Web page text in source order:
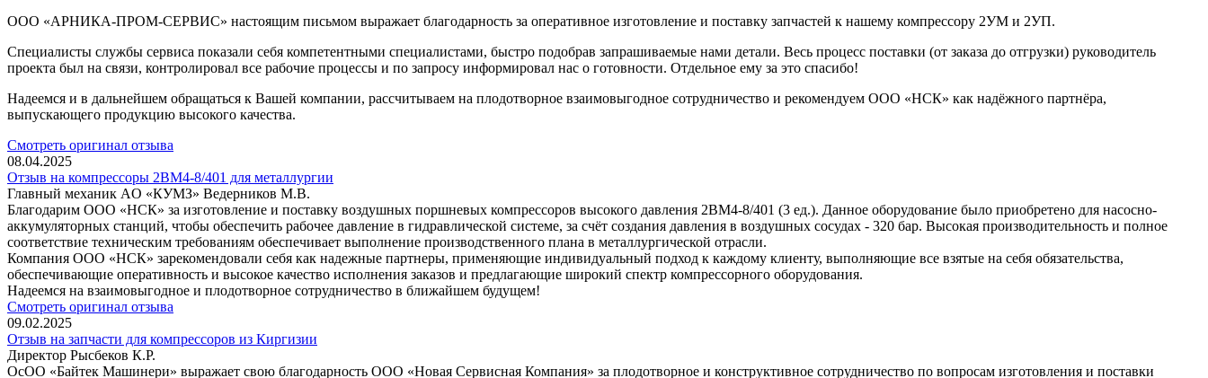
ООО «АРНИКА-ПРОМ-СЕРВИС» настоящим письмом выражает благодарность за оперативное изготовление и поставку запчастей к нашему компрессору 2УМ и 2УП.
Специалисты службы сервиса показали себя компетентными специалистами, быстро подобрав запрашиваемые нами детали. Весь процесс поставки (от заказа до отгрузки) руководитель
проекта был на связи, контролировал все рабочие процессы и по запросу информировал нас о готовности. Отдельное ему за это спасибо!
Надеемся и в дальнейшем обращаться к Вашей компании, рассчитываем на плодотворное взаимовыгодное сотрудничество и рекомендуем ООО «НСК» как надёжного партнёра,
выпускающего продукцию высокого качества.
Смотреть оригинал отзыва
08.04.2025
Отзыв на компрессоры 2ВМ4-8/401 для металлургии
Главный механик AO «КУМЗ» Ведерников М.В.
Благодарим ООО «НСК» за изготовление и поставку воздушных поршневых компрессоров высокого давления 2BM4-8/401 (3 ед.). Данное оборудование было приобретено для насосно-
аккумуляторных станций, чтобы обеспечить рабочее давление в гидравлической системе, за счёт создания давления в воздушных сосудах - 320 бар. Высокая производительность и полное
соответствие техническим требованиям обеспечивает выполнение производственного плана в металлургической отрасли.
Компания ООО «НСК» зарекомендовали себя как надежные партнеры, применяющие индивидуальный подход к каждому клиенту, выполняющие все взятые на себя обязательства,
обеспечивающие оперативность и высокое качество исполнения заказов и предлагающие широкий спектр компрессорного оборудования.
Надеемся на взаимовыгодное и плодотворное сотрудничество в ближайшем будущем!
Смотреть оригинал отзыва
09.02.2025
Отзыв на запчасти для компрессоров из Киргизии
Директор Рысбеков К.Р.
ОсОО «Байтек Машинери» выражает свою благодарность ООО «Новая Сервисная Компания» за плодотворное и конструктивное сотрудничество по вопросам изготовления и поставки